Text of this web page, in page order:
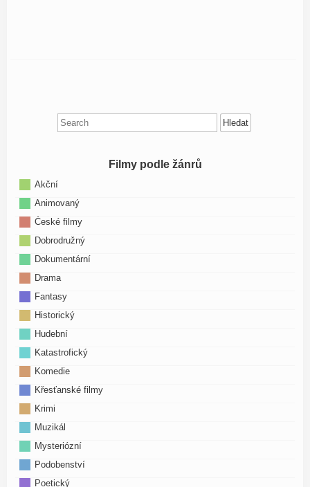
Search
for:
Filmy podle žánrů
Akční
Animovaný
České filmy
Dobrodružný
Dokumentární
Drama
Fantasy
Historický
Hudební
Katastrofický
Komedie
Křesťanské filmy
Krimi
Muzikál
Mysteriózní
Podobenství
Poetický